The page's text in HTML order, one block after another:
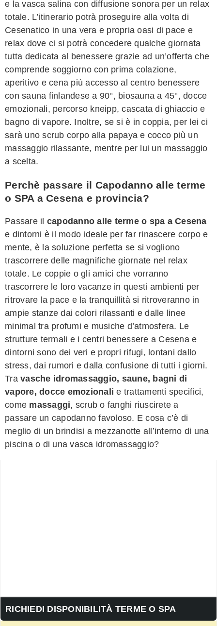
e la vasca salina con diffusione sonora per un relax
totale. L’itinerario potrà proseguire alla volta di
Cesenatico in una vera e propria oasi di pace e
relax dove ci si potrà concedere qualche giornata
tutta dedicata al benessere grazie ad un’offerta che
comprende soggiorno con prima colazione,
aperitivo e cena più accesso al centro benessere
con sauna finlandese a 90°, biosauna a 45°, docce
emozionali, percorso kneipp, cascata di ghiaccio e
bagno di vapore. Inoltre, se si è in coppia, per lei ci
sarà uno scrub corpo alla papaya e cocco più un
massaggio rilassante, mentre per lui un massaggio
a scelta.
Perchè passare il Capodanno alle terme
o SPA a Cesena e provincia?
Passare il capodanno alle terme o spa a Cesena
e dintorni è il modo ideale per far rinascere corpo e
mente, è la soluzione perfetta se si vogliono
trascorrere delle magnifiche giornate nel relax
totale. Le coppie o gli amici che vorranno
trascorrere le loro vacanze in questi ambienti per
ritrovare la pace e la tranquillità si ritroveranno in
ampie stanze dai colori rilassanti e dalle linee
minimal tra profumi e musiche d’atmosfera. Le
strutture termali e i centri benessere a Cesena e
dintorni sono dei veri e propri rifugi, lontani dallo
stress, dai rumori e dalla confusione di tutti i giorni.
Tra vasche idromassaggio, saune, bagni di
vapore, docce emozionalie trattamenti specifici,
come massaggi, scrub o fanghi riuscirete a
passare un capodanno favoloso. E cosa c’è di
meglio di un brindisi a mezzanotte all’interno di una
piscina o di una vasca idromassaggio?
RICHIEDI DISPONIBILITÀ TERME O SPA